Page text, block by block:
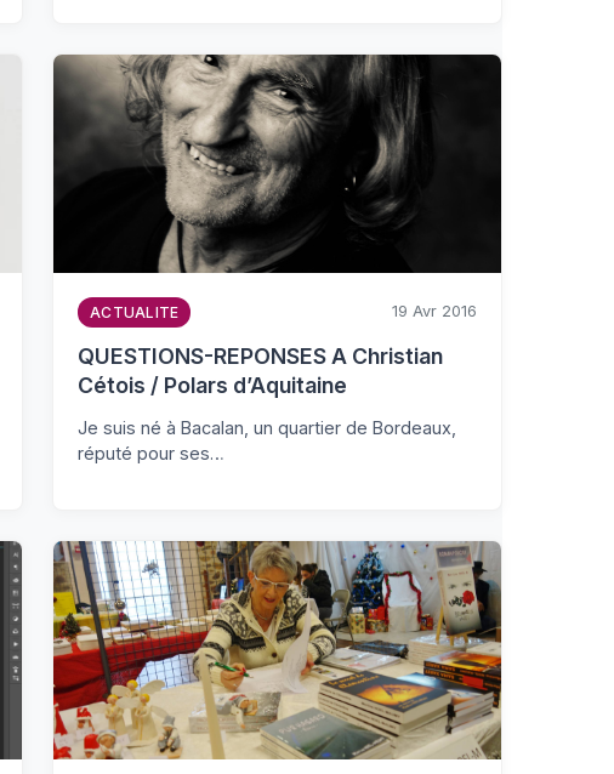
ACTUALITE 19 Avr 2016
QUESTIONS-REPONSES A Christian
Cétois / Polars d’Aquitaine
Je suis né à Bacalan, un quartier de Bordeaux,
réputé pour ses…